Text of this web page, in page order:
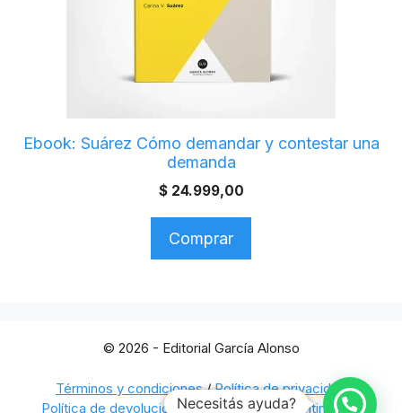
Ebook: Suárez Cómo demandar y contestar una
demanda
$24.999,00
Comprar
© 2026 - Editorial García Alonso
Términos y condiciones/Política de privacidad
Política de devoluciones/Botón de arrepentimiento
Necesitás ayuda?